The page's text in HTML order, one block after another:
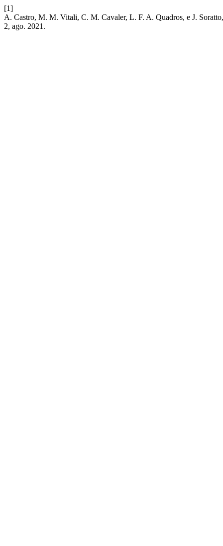
[1]
A. Castro, M. M. Vitali, C. M. Cavaler, L. F. A. Quadros, e J.
2, ago. 2021.